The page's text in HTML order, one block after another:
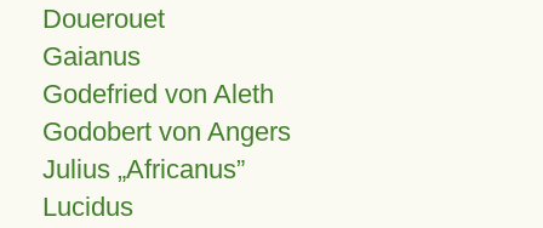
Douerouet
Gaianus
Godefried von Aleth
Godobert von Angers
Julius Africanus
Lucidus